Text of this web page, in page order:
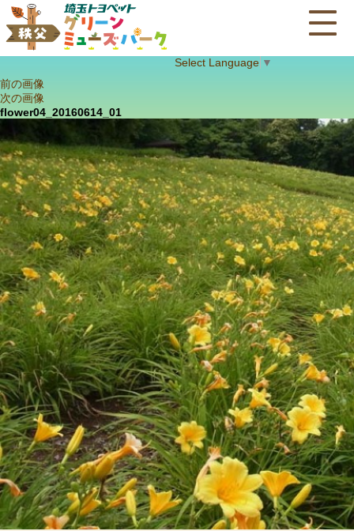
Select Language ▼
前の画像
次の画像
flower04_20160614_01